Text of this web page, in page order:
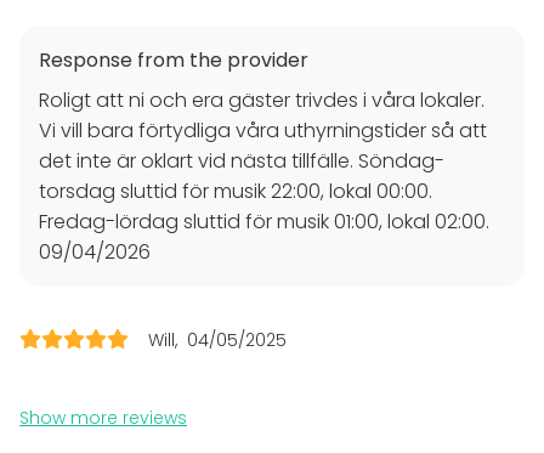
Venue type
Banquet hall
Villa / Mansion
Party room
Additional information about services and facilities
Response from the provider
Roligt att ni och era gäster trivdes i våra lokaler.
Vi vill bara förtydliga våra uthyrningstider så att
det inte är oklart vid nästa tillfälle. Söndag-
torsdag sluttid för musik 22:00, lokal 00:00.
Fredag-lördag sluttid för musik 01:00, lokal 02:00.
09/04/2026
Will 04/05/2025
Show more reviews